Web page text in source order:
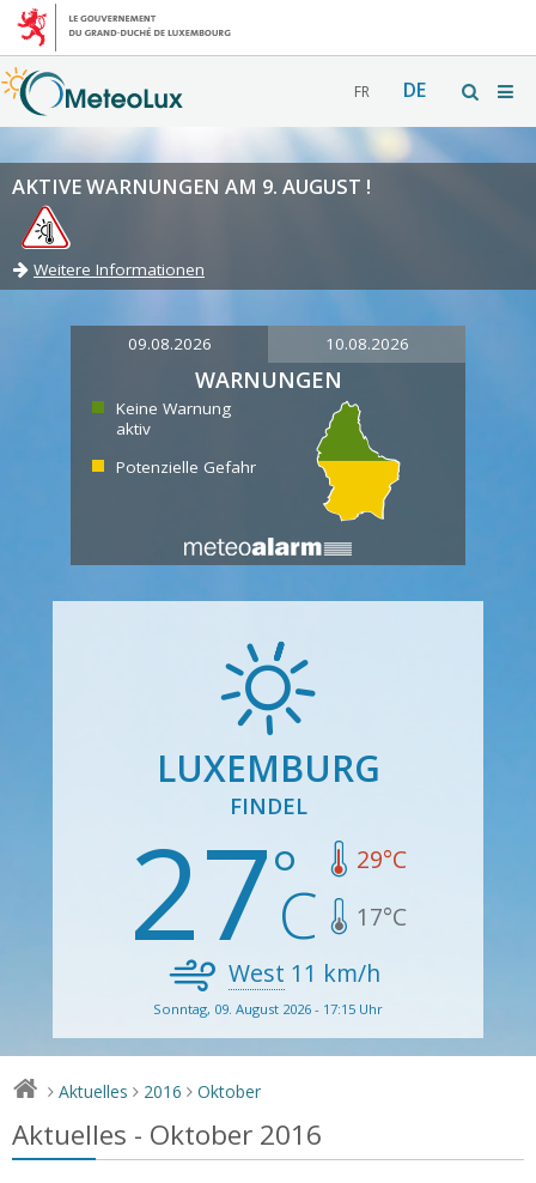
FR DE
AKTIVE WARNUNGEN AM 9. AUGUST !
Weitere Informationen
09.08.2026 10.08.2026
WARNUNGEN
Keine Warnung
aktiv
Potenzielle Gefahr
LUXEMBURG
FINDEL
27 29°C
17°C
West 11 km/h
Sonntag, 09. August 2026 - 17:15 Uhr
> Aktuelles > 2016 > Oktober
Aktuelles - Oktober 2016